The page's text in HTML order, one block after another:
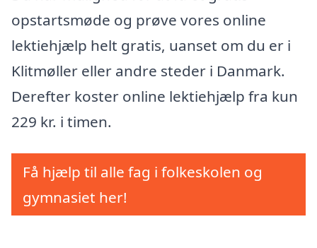
opstartsmøde og prøve vores online
lektiehjælp helt gratis, uanset om du er i
Klitmøller eller andre steder i Danmark.
Derefter koster online lektiehjælp fra kun
229 kr. i timen.
Få hjælp til alle fag i folkeskolen og
gymnasiet her!